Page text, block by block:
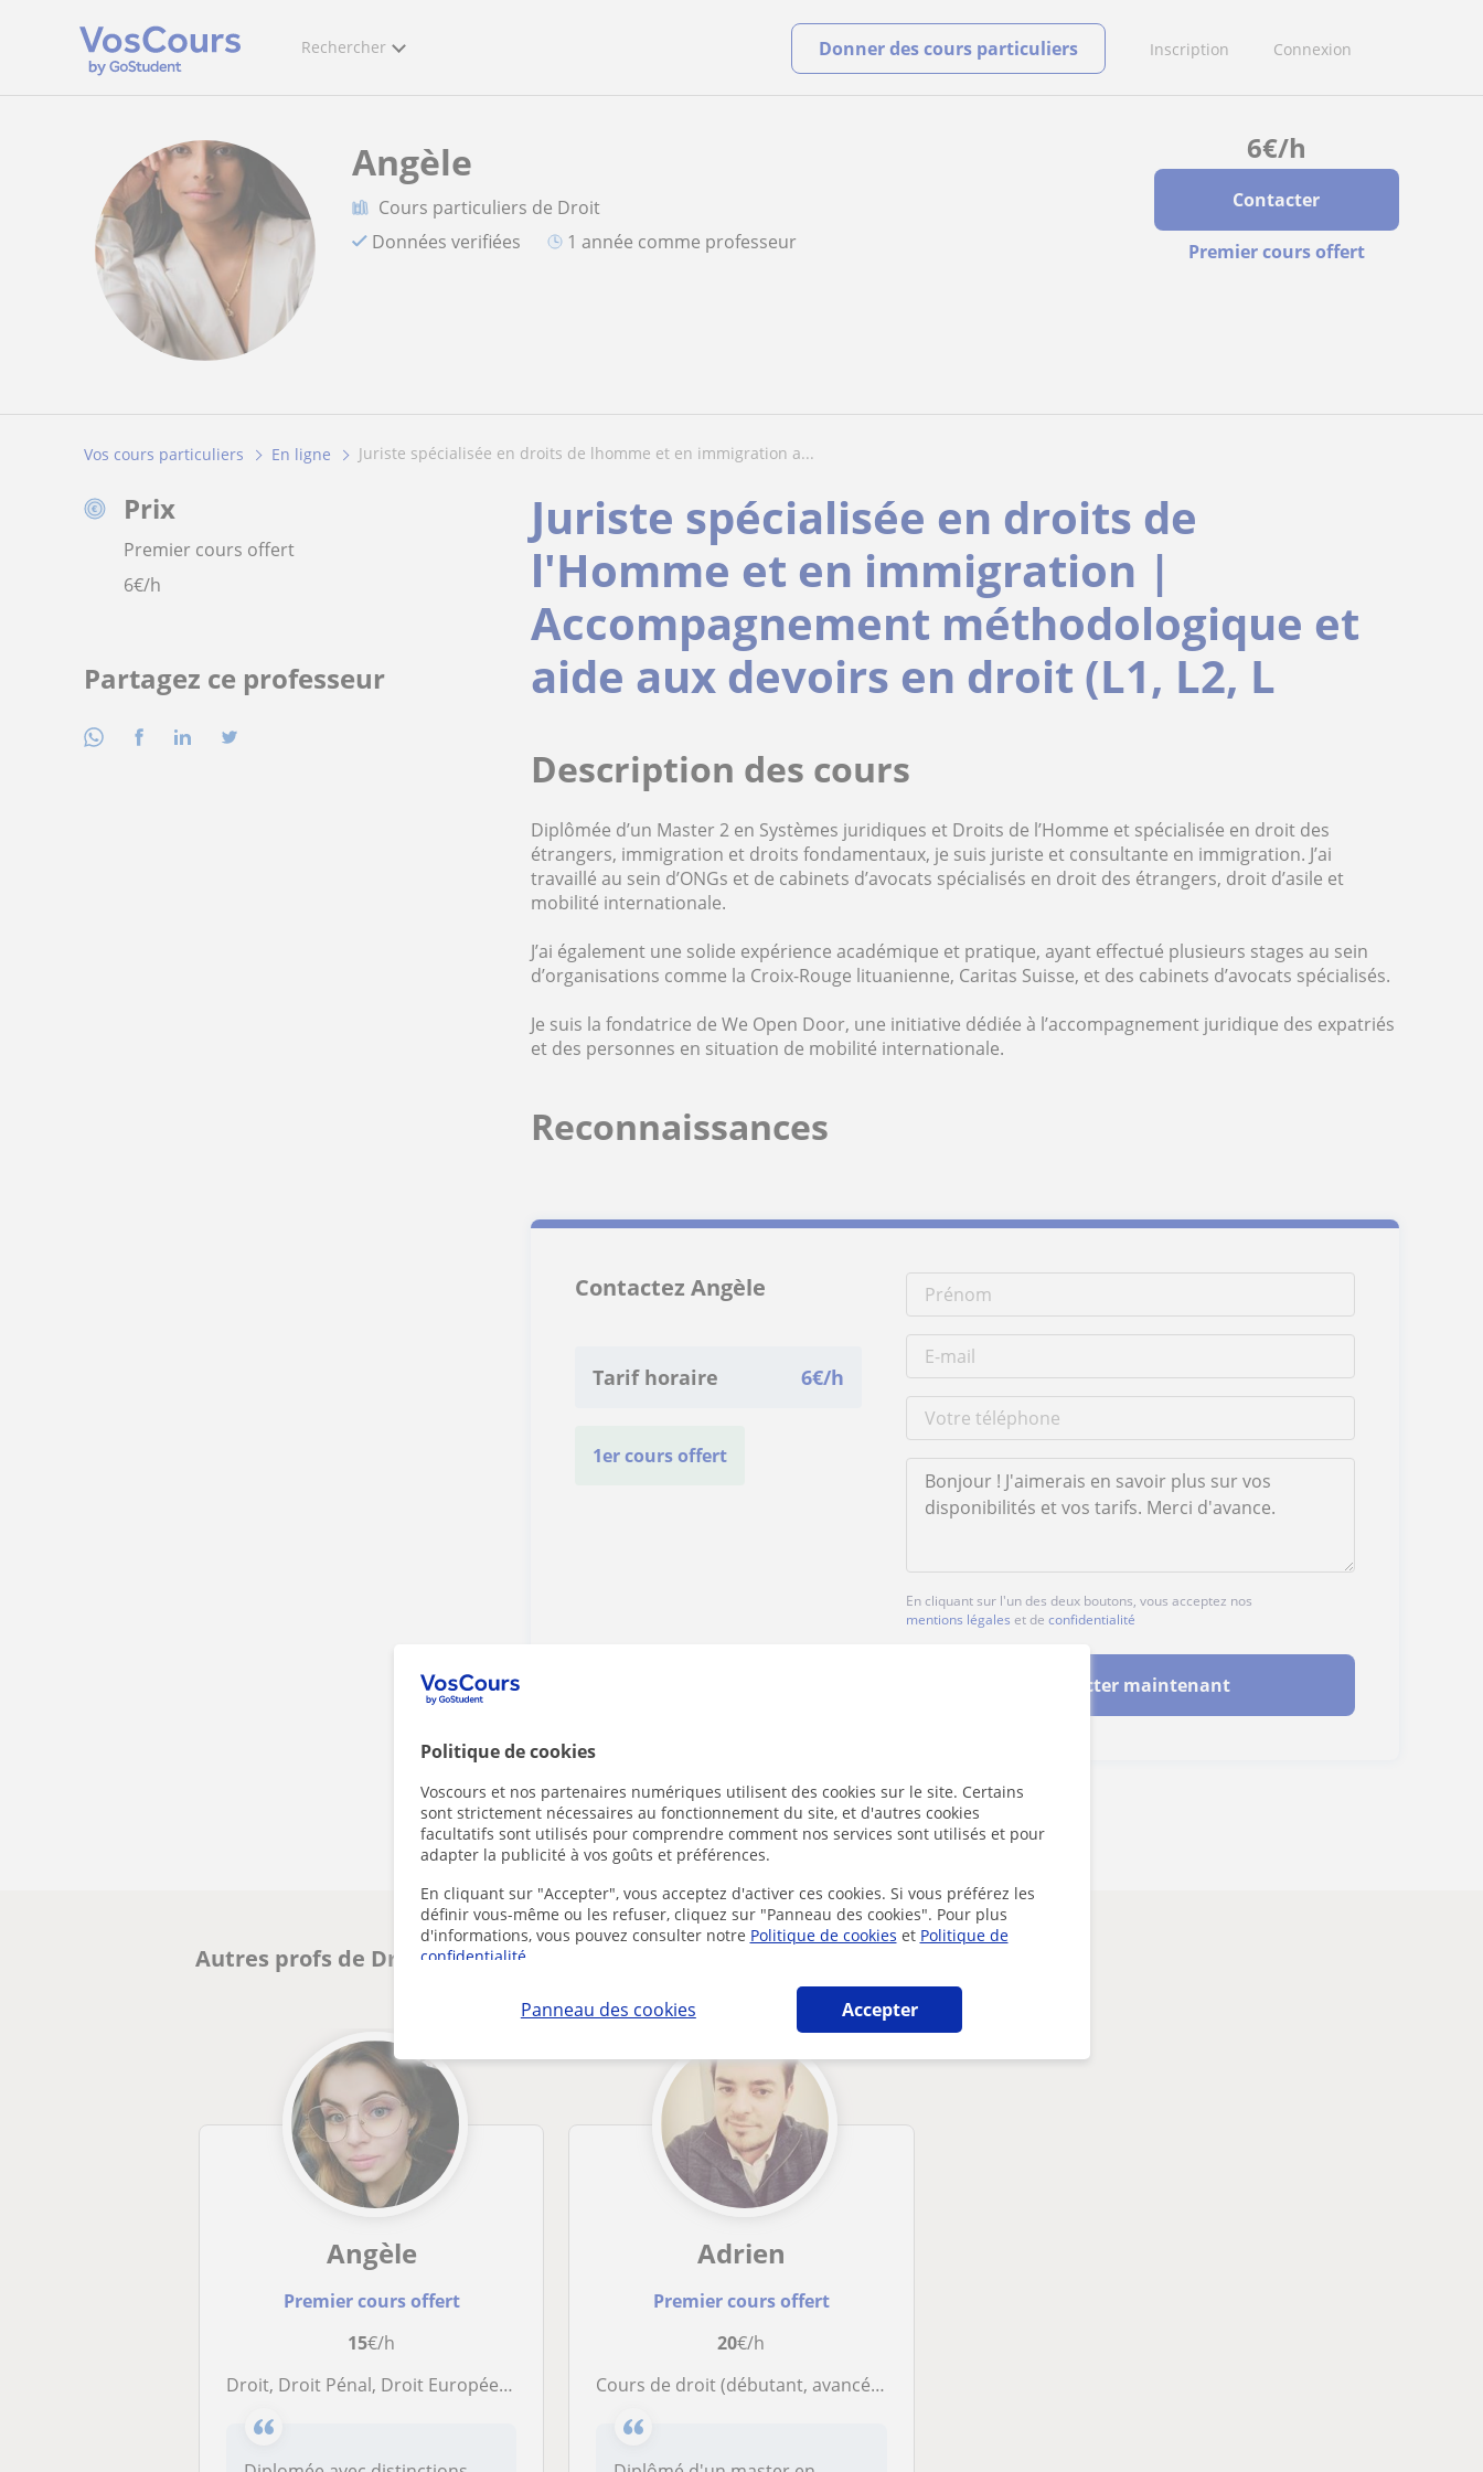
Politique de cookies
Voscours et nos partenaires numériques utilisent des cookies sur le site. Certains
sont strictement nécessaires au fonctionnement du site, et d'autres cookies
facultatifs sont utilisés pour comprendre comment nos services sont utilisés et pour
adapter la publicité à vos goûts et préférences.
En cliquant sur "Accepter", vous acceptez d'activer ces cookies. Si vous préférez les
définir vous-même ou les refuser, cliquez sur "Panneau des cookies". Pour plus
d'informations, vous pouvez consulter notre Politique de cookies et Politique de
confidentialité.
Panneau des cookies Accepter
Rechercher Inscription Connexion
Donner des cours particuliers
6€/h
Contacter
Premier cours offert
Angèle
Cours particuliers de Droit
Données verifiées
1 année comme professeur
Vos cours particuliers En ligne juriste spécialisée en droits de lhomme et en immigration a...
Prix
Premier cours offert
6€/h
Partagez ce professeur
Juriste spécialisée en droits de
l'Homme et en immigration |
Accompagnement méthodologique et
aide aux devoirs en droit (L1, L2, L
Description des cours
Diplômée d’un Master 2 en Systèmes juridiques et Droits de l’Homme et spécialisée en droit des
étrangers, immigration et droits fondamentaux, je suis juriste et consultante en immigration. J’ai
travaillé au sein d’ONGs et de cabinets d’avocats spécialisés en droit des étrangers, droit d’asile et
mobilité internationale.
J’ai également une solide expérience académique et pratique, ayant effectué plusieurs stages au sein
d’organisations comme la Croix-Rouge lituanienne, Caritas Suisse, et des cabinets d’avocats spécialisés.
Je suis la fondatrice de We Open Door, une initiative dédiée à l’accompagnement juridique des expatriés
et des personnes en situation de mobilité internationale.
Reconnaissances
Contactez Angèle
Tarif horaire 6€/h
1er cours offert
En cliquant sur l'un des deux boutons, vous acceptez nos
mentions légales et deconfidentialité
Contacter maintenant
Des problèmes avec ce profil ? Signalez-le
Autres profs de Droit en ligne susceptibles de vous intéresser
Angèle
Premier cours offert
15€/h
Droit, Droit Pénal, Droit Européen et International, Criminologie, Neurosciences, Neuropsychologie, Psychologie Légale
Adrien
Premier cours offert
20€/h
Cours de droit (débutant, avancé) droit public et constitutionnel et institutions politiques